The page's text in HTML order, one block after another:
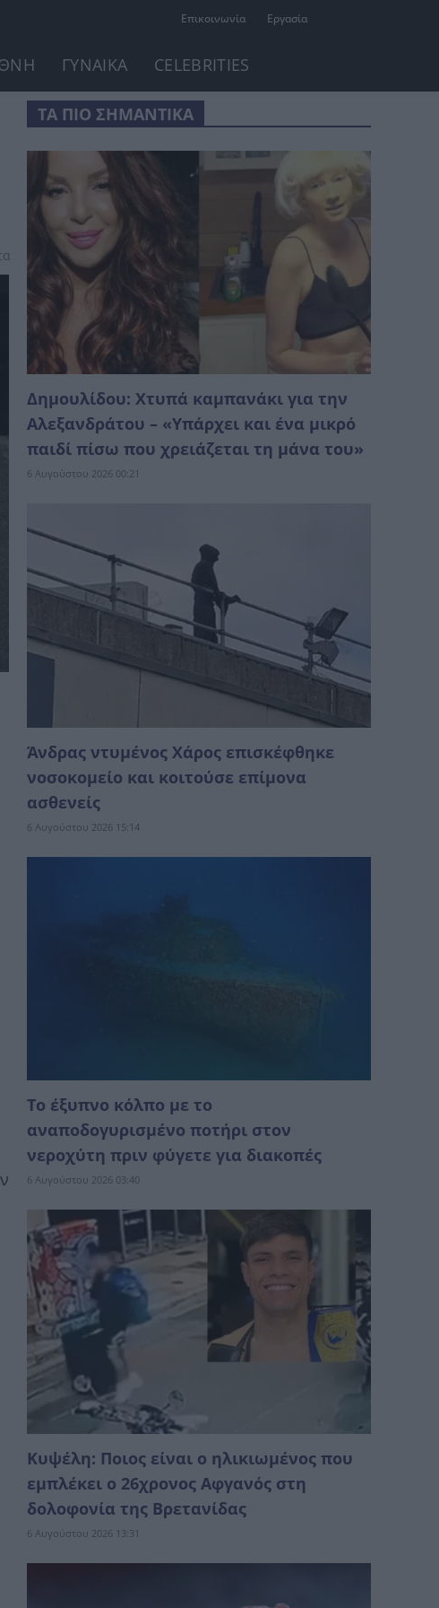
Επικοινωνία Εργασία
ΓΥΝΑΙΚΑ CELEBRITIES
ΤΑ ΠΙΟ ΣΗΜΑΝΤΙΚΑ
Δημουλίδου: Χτυπά καμπανάκι για την
Αλεξανδράτου – «Υπάρχει και ένα μικρό
παιδί πίσω που χρειάζεται τη μάνα του»
6 Αυγούστου 2026 00:21
Άνδρας ντυμένος Χάρος επισκέφθηκε
νοσοκομείο και κοιτούσε επίμονα
ασθενείς
6 Αυγούστου 2026 15:14
Το έξυπνο κόλπο με το
αναποδογυρισμένο ποτήρι στον
νεροχύτη πριν φύγετε για διακοπές
6 Αυγούστου 2026 03:40
Κυψέλη: Ποιος είναι ο ηλικιωμένος που
εμπλέκει ο 26χρονος Αφγανός στη
δολοφονία της Βρετανίδας
6 Αυγούστου 2026 13:31